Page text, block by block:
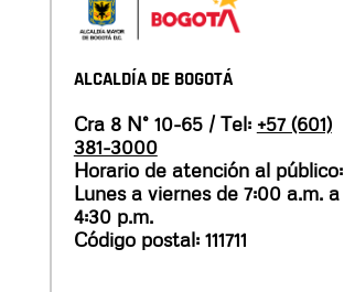
ALCALDÍA DE BOGOTÁ
Cra 8 N° 10-65 / Tel: +57 (601)
381-3000
Horario de atención al público:
Lunes a viernes de 7:00 a.m. a
4:30 p.m.
Código postal: 111711